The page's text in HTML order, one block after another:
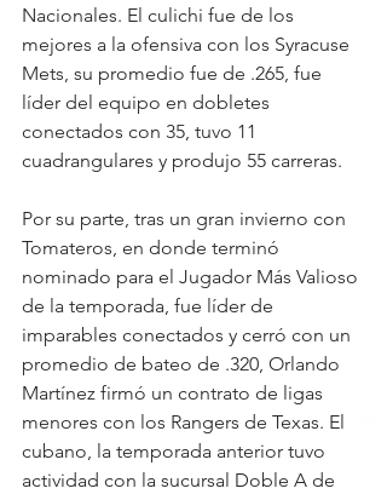
Nacionales. El culichi fue de los
mejores a la ofensiva con los Syracuse
Mets, su promedio fue de .265, fue
líder del equipo en dobletes
conectados con 35, tuvo 11
cuadrangulares y produjo 55 carreras.
Por su parte, tras un gran invierno con
Tomateros, en donde terminó
nominado para el Jugador Más Valioso
de la temporada, fue líder de
imparables conectados y cerró con un
promedio de bateo de .320, Orlando
Martínez firmó un contrato de ligas
menores con los Rangers de Texas. El
cubano, la temporada anterior tuvo
actividad con la sucursal Doble A de